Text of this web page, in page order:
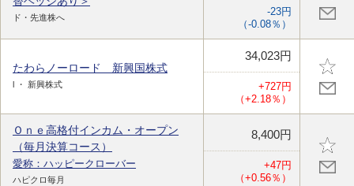
ド・先進株へ
-23円
（-0.08％）
たわらノーロード 新興国株式
l ・ 新興株式
34,023円
+727円
（+2.18％）
Ｏｎｅ高格付インカム・オープン
（毎月決算コース）
愛称：ハッピークローバー
ハピクロ毎月
8,400円
+47円
（+0.56％）